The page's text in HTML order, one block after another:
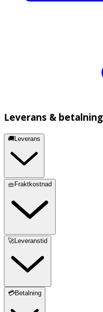
Leverans & betalning
🚚Leverans
🧺Fraktkostnad
🚀Leveranstid
💳Betalning